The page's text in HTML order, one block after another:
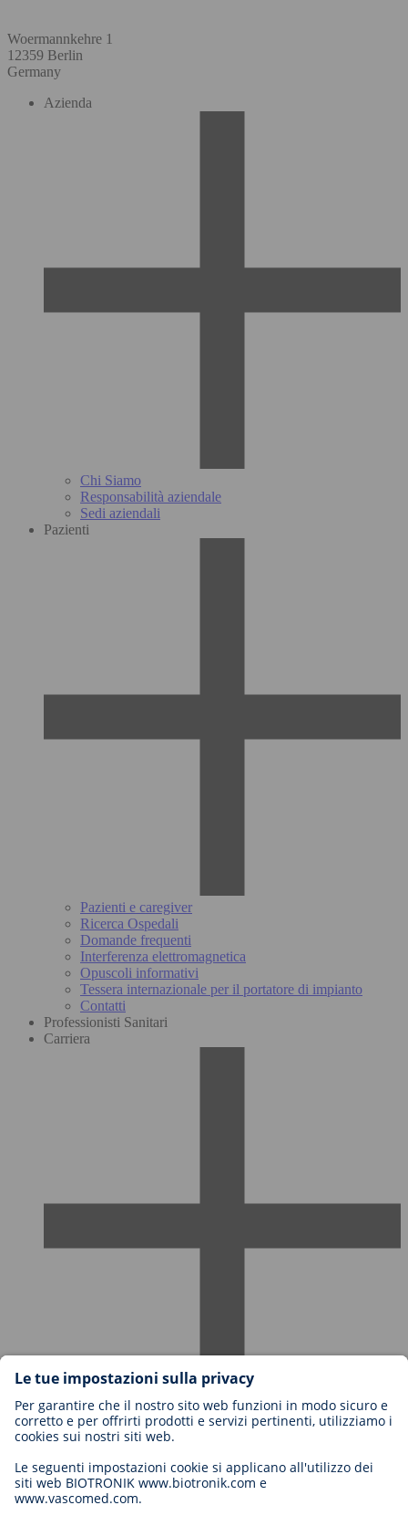
Woermannkehre 1
12359 Berlin
Germany
Azienda
Chi Siamo
Responsabilità aziendale
Sedi aziendali
Pazienti
Pazienti e caregiver
Ricerca Ospedali
Domande frequenti
Interferenza elettromagnetica
Opuscoli informativi
Tessera internazionale per il portatore di impianto
Contatti
Professionisti Sanitari
Carriera
Carriere in BIOTRONIK
Livelli di carriera
Candidatura
Opportunità di carriera